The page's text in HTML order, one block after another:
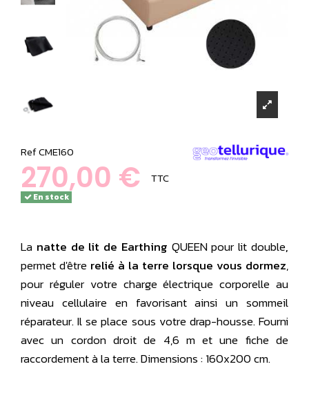
RefCME160
270,00 € TTC
En stock
La natte de lit de Earthing QUEEN pour lit double,
permet d'être relié à la terre lorsque vous dormez,
pour réguler votre charge électrique corporelle au
niveau cellulaire en favorisant ainsi un sommeil
réparateur. Il se place sous votre drap-housse. Fourni
avec un cordon droit de 4,6 m et une fiche de
raccordement à la terre. Dimensions : 160x200 cm.